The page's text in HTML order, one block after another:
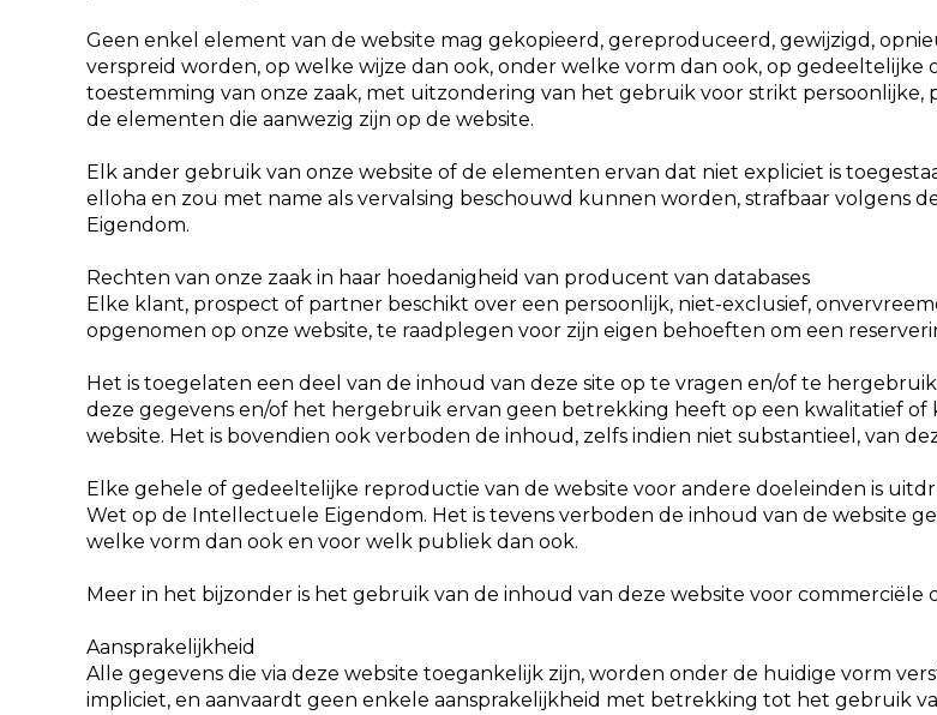
Geen enkel element van de website mag gekopieerd, gereproduceerd, gewijzigd,
verspreid worden, op welke wijze dan ook, onder welke vorm dan ook, op
toestemming van onze zaak, met uitzondering van het gebruik voor strikt
de elementen die aanwezig zijn op de website.
Elk ander gebruik van onze website of de elementen ervan dat niet expliciet is
elloha en zou met name als vervalsing beschouwd kunnen worden, strafbaar volgens
Eigendom.
Rechten van onze zaak in haar hoedanigheid van producent van databases
Elke klant, prospect of partner beschikt over een persoonlijk, niet-exclusief,
opgenomen op onze website, te raadplegen voor zijn eigen behoeften om een
Het is toegelaten een deel van de inhoud van deze site op te vragen en/of te
deze gegevens en/of het hergebruik ervan geen betrekking heeft op een kwalitatief
website. Het is bovendien ook verboden de inhoud, zelfs indien niet substantieel, van
Elke gehele of gedeeltelijke reproductie van de website voor andere doeleinden is
Wet op de Intellectuele Eigendom. Het is tevens verboden de inhoud van de website
welke vorm dan ook en voor welk publiek dan ook.
Meer in het bijzonder is het gebruik van de inhoud van deze website voor commerciële
Aansprakelijkheid
Alle gegevens die via deze website toegankelijk zijn, worden onder de huidige vorm
impliciet, en aanvaardt geen enkele aansprakelijkheid met betrekking tot het gebruik